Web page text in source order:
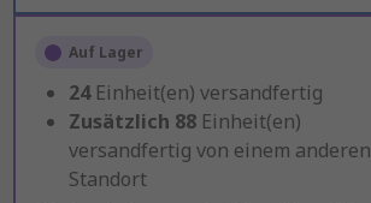
Auf Lager
24 Einheit(en) versandfertig
Zusätzlich 88 Einheit(en)
versandfertig von einem anderen
Standort